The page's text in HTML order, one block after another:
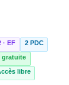
· EF 2 PDC
gratuite
libre